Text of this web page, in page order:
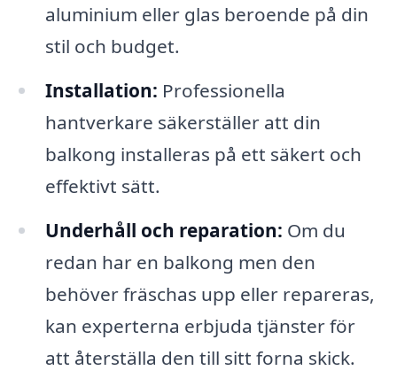
aluminium eller glas beroende på din
stil och budget.
Installation: Professionella
hantverkare säkerställer att din
balkong installeras på ett säkert och
effektivt sätt.
Underhåll och reparation: Om du
redan har en balkong men den
behöver fräschas upp eller repareras,
kan experterna erbjuda tjänster för
att återställa den till sitt forna skick.